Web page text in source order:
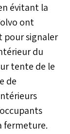
évitant la
ont
pour signaler
du
tente de le
de
fermeture.